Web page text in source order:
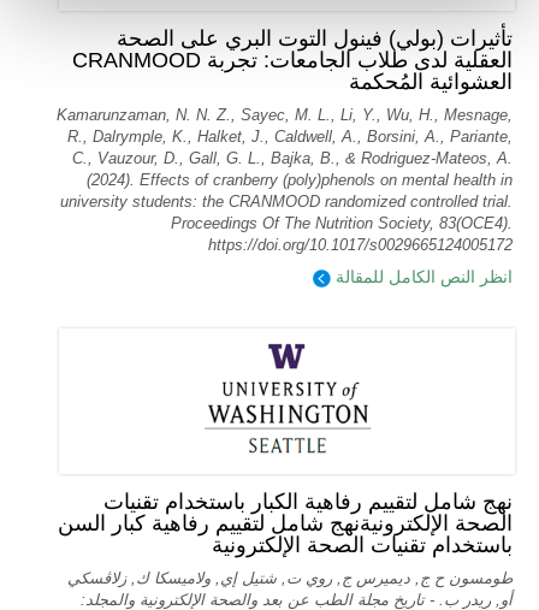
تأثيرات (بولي) فينول التوت البري على الصحة
العقلية لدى طلاب الجامعات: تجربة CRANMOOD
العشوائية المُحكمة
Kamarunzaman, N. N. Z., Sayec, M. L., Li, Y., Wu, H., Mesnage,
R., Dalrymple, K., Halket, J., Caldwell, A., Borsini, A., Pariante,
C., Vauzour, D., Gall, G. L., Bajka, B., & Rodriguez-Mateos, A.
(2024). Effects of cranberry (poly)phenols on mental health in
university students: the CRANMOOD randomized controlled trial.
Proceedings Of The Nutrition Society, 83(OCE4).
https://doi.org/10.1017/s0029665124005172
انظر النص الكامل للمقالة
نهج شامل لتقييم رفاهية الكبار باستخدام تقنيات
الصحة الإلكترونيةنهج شامل لتقييم رفاهية كبار السن
باستخدام تقنيات الصحة الإلكترونية
طومسون ح ج, ديميرس ج, روي ت, شتيل إي, ولاميسكا ك, زلاڤسكي
أو, ريدر ب. - تاريخ مجلة الطب عن بعد والصحة الإلكترونية والمجلد: